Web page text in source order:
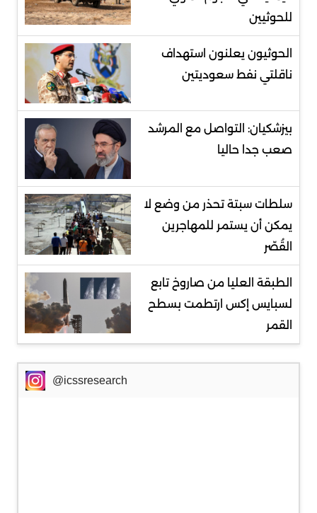
للحوثيين
الحوثيون يعلنون استهداف
ناقلتي نفط سعوديتين
بيزشكيان: التواصل مع المرشد
صعب جدا حاليا
سلطات سبتة تحذر من وضع لا
يمكن أن يستمر للمهاجرين
القُصّر
الطبقة العليا من صاروخ تابع
لسبايس إكس ارتطمت بسطح
القمر
@icssresearch